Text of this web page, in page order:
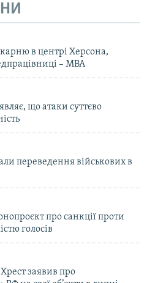
в центрі Херсона,
– МВА
що атаки суттєво
переведення військових в
про санкції проти
голосів
заявив про